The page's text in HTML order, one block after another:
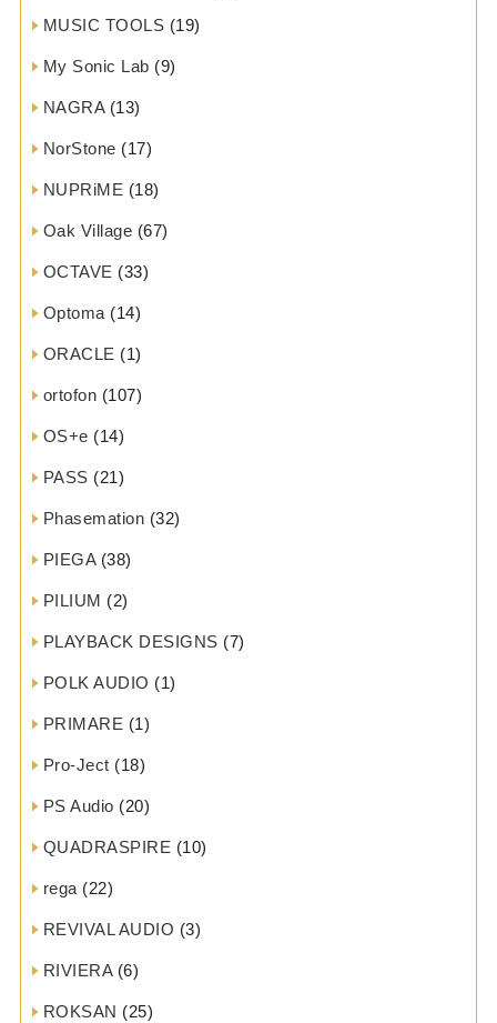
MUSIC TOOLS (19)
My Sonic Lab (9)
NAGRA(13)
NorStone (17)
NUPRiME (18)
Oak Village (67)
OCTAVE (33)
Optoma (14)
ORACLE (1)
ortofon (107)
OS+e (14)
PASS (21)
Phasemation (32)
PIEGA(38)
PILIUM (2)
PLAYBACK DESIGNS (7)
POLK AUDIO (1)
PRIMARE (1)
Pro-Ject (18)
PS Audio (20)
QUADRASPIRE (10)
rega (22)
REVIVAL AUDIO (3)
RIVIERA(6)
ROKSAN (25)